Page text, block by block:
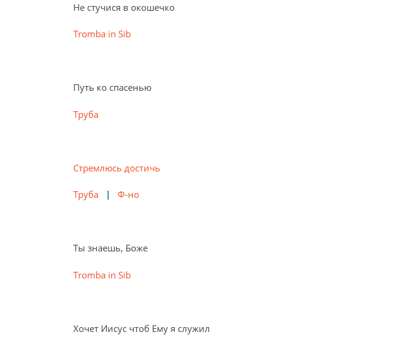
Не стучися в окошечко
Tromba in Sib
Путь ко спасенью
Tруба
Стремлюсь достичь
Tруба | Ф-но
Ты знаешь, Боже
Tromba in Sib
Хочет Иисус чтоб Ему я служил